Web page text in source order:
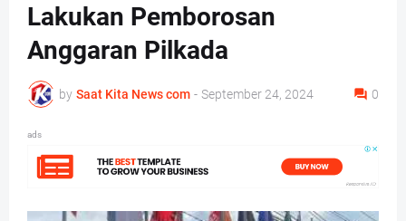
Lakukan Pemborosan
Anggaran Pilkada
by Saat Kita News com - September 24, 2024 0
ads